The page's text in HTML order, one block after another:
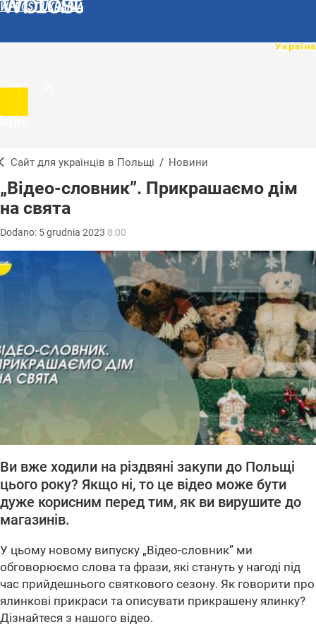
WPROST UKRAINA
UA
Сайт для українців в Польщі / Новини
„Відео-словник”. Прикрашаємо дім
на свята
Dodano: 5grudnia 2023 8:00
Ви вже ходили на різдвяні закупи до Польщі
цього року? Якщо ні, то це відео може бути
дуже корисним перед тим, як ви вирушите до
магазинів.
У цьому новому випуску „Відео-словник” ми
обговорюємо слова та фрази, які стануть у нагоді під
час прийдешнього святкового сезону. Як говорити про
ялинкові прикраси та описувати прикрашену ялинку?
Дізнайтеся з нашого відео.